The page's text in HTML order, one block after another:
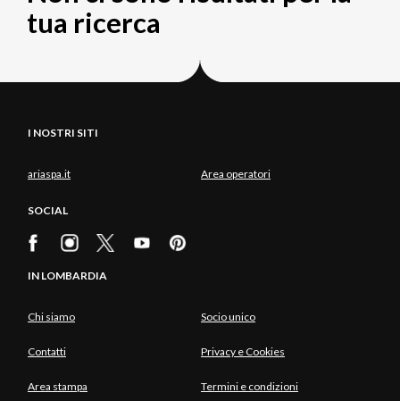
tua ricerca
I NOSTRI SITI
ariaspa.it Area operatori
SOCIAL
IN LOMBARDIA
Chi siamo Socio unico
Contatti Privacy e Cookies
Area stampa Termini e condizioni